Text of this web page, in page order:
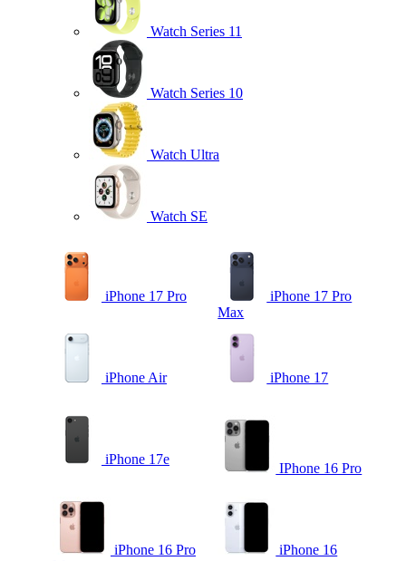
Watch Series 11
Watch Series 10
Watch Ultra
Watch SE
iPhone 17 Pro
iPhone 17 Pro
Max
iPhone Air iPhone 17
iPhone 17e
IPhone 16 Pro
iPhone 16 Pro
iPhone 16